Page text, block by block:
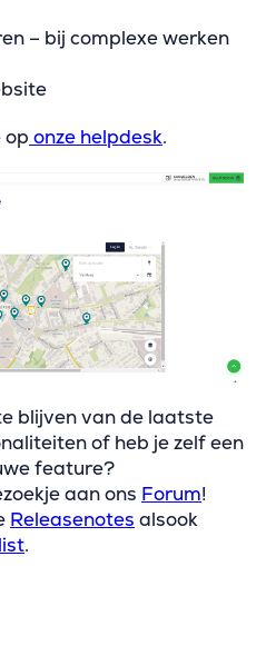
– bij complexe werken
op onze helpdesk.
blijven van de laatste
of heb je zelf een
feature?
aan ons Forum!
Releasenotes alsook
.